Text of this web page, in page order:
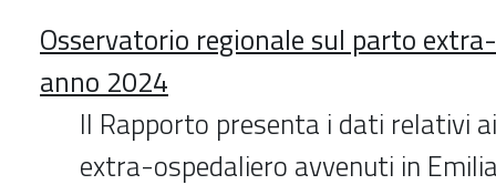
Osservatorio regionale sul parto
anno 2024
Il Rapporto presenta i dati relativi
extra-ospedaliero avvenuti in